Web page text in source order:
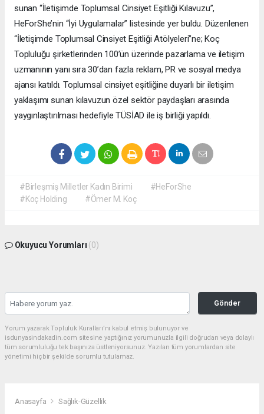
sunan “İletişimde Toplumsal Cinsiyet Eşitliği Kılavuzu”,
HeForShe’nin “İyi Uygulamalar” listesinde yer buldu. Düzenlenen
“İletişimde Toplumsal Cinsiyet Eşitliği Atölyeleri”ne; Koç
Topluluğu şirketlerinden 100’ün üzerinde pazarlama ve iletişim
uzmanının yanı sıra 30’dan fazla reklam, PR ve sosyal medya
ajansı katıldı. Toplumsal cinsiyet eşitliğine duyarlı bir iletişim
yaklaşımı sunan kılavuzun özel sektör paydaşları arasında
yaygınlaştırılması hedefiyle TÜSİAD ile iş birliği yapıldı.
#Birleşmiş Milletler Kadın Birimi
#HeForShe
#Koç Holding
#Ömer M. Koç
Okuyucu Yorumları (0)
Gönder
Yorum yazarak Topluluk Kuralları’nı kabul etmiş bulunuyor ve
isdunyasindakadin.com sitesine yaptığınız yorumunuzla ilgili doğrudan veya dolaylı
tüm sorumluluğu tek başınıza üstleniyorsunuz. Yazılan tüm yorumlardan site
yönetimi hiçbir şekilde sorumlu tutulamaz.
Anasayfa Sağlık-Güzellik